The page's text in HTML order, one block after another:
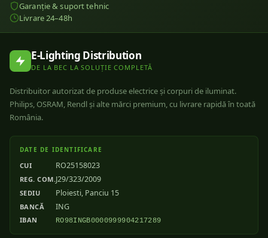
Garanție & suport tehnic
Livrare 24–48h
E-Lighting Distribution
DE LA BEC LA SOLUȚIE COMPLETĂ
Distribuitor autorizat de produse electrice și corpuri de iluminat.
Philips, OSRAM, Rendl și alte mărci premium, cu livrare rapidă în toată
România.
DATE DE IDENTIFICARE
CUI RO25158023
REG. COM.J29/323/2009
SEDIU Ploiesti, Panciu 15
BANCĂ ING
IBAN RO98INGB0000999904217289